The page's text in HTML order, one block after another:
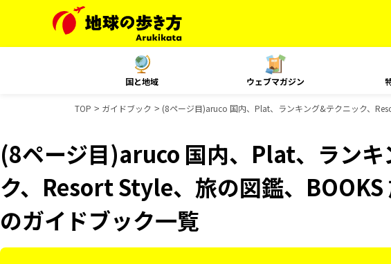
国と地域 ウェブマガジン
TOP ガイドブック (8ページ目)aruco 国内、Plat、ランキング&テクニック、
(8ページ目)aruco 国内、Plat、ランキ
ク、Resort Style、旅の図鑑、BOOKS
のガイドブック一覧